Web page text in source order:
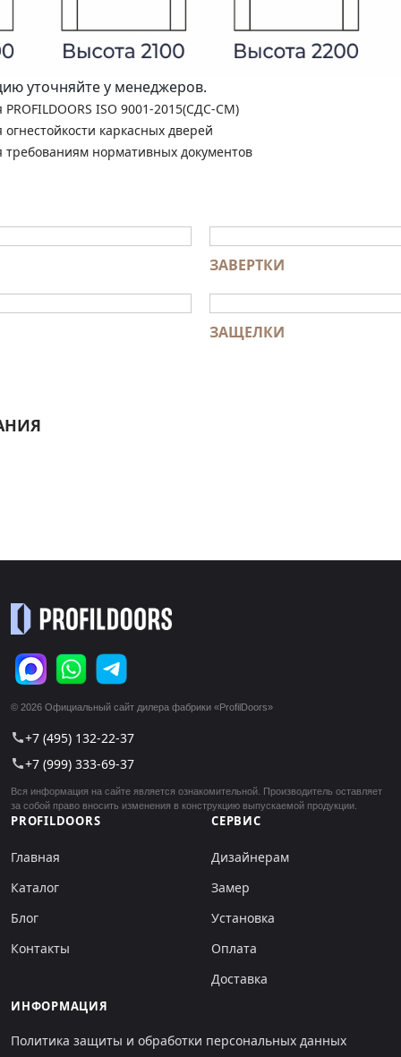
уточняйте у менеджеров.
ISO 9001-2015(СДС-СМ)
каркасных дверей
требованиям нормативных документов
ЗАВЕРТКИ
ЗАЩЕЛКИ
© 2026 Официальный сайт дилера фабрики «ProfilDoors»
call+7 (495) 132-22-37
call+7 (999) 333-69-37
Вся информация на сайте является ознакомительной. Производитель оставляет
за собой право вносить изменения в конструкцию выпускаемой продукции.
PROFILDOORS
Главная
Каталог
Блог
Контакты
СЕРВИС
Дизайнерам
Замер
Установка
Оплата
Доставка
ИНФОРМАЦИЯ
Политика защиты и обработки персональных данных